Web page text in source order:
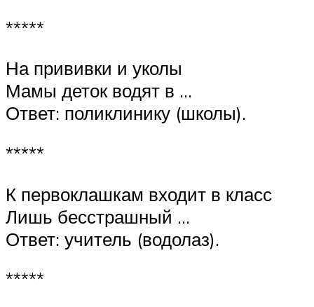
*****
На прививки и уколы
Мамы деток водят в …
Ответ: поликлинику (школы).
*****
К первоклашкам входит в класс
Лишь бесстрашный …
Ответ: учитель (водолаз).
*****